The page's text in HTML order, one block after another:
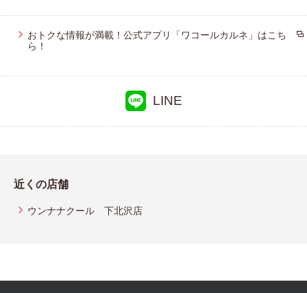
お問い合わせ
おトクな情報が満載！公式アプリ「ワコールカルネ」はこち
ら！
LINE
近くの店舗
ウンナナクール 下北沢店